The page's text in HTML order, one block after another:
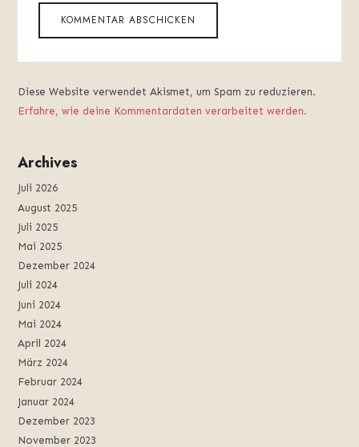
Diese Website verwendet Akismet, um Spam zu reduzieren.
Erfahre, wie deine Kommentardaten verarbeitet werden.
Archives
Juli 2026
August 2025
Juli 2025
Mai 2025
Dezember 2024
Juli 2024
Juni 2024
Mai 2024
April 2024
März 2024
Februar 2024
Januar 2024
Dezember 2023
November 2023